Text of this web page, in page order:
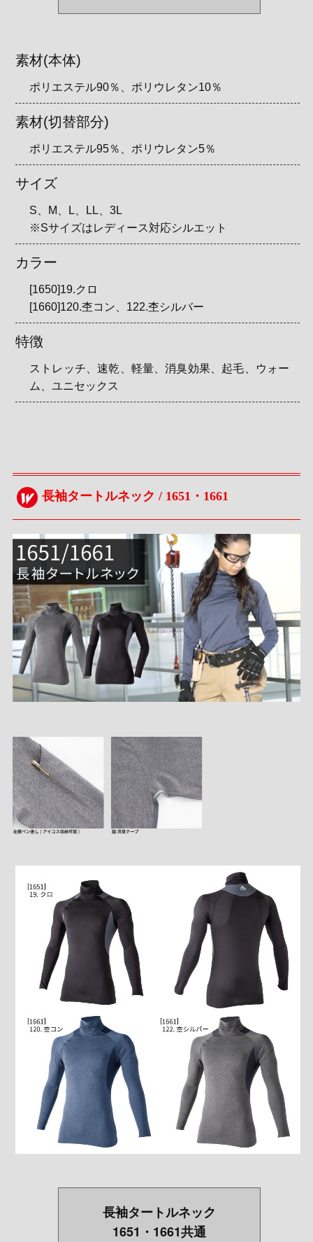
素材(本体)
ポリエステル90％、ポリウレタン10％
素材(切替部分)
ポリエステル95％、ポリウレタン5％
サイズ
S、M、L、LL、3L
※Sサイズはレディース対応シルエット
カラー
[1650]19.クロ
[1660]120.杢コン、122.杢シルバー
特徴
ストレッチ、速乾、軽量、消臭効果、起毛、ウォー
ム、ユニセックス
長袖タートルネック / 1651・1661
長袖タートルネック
1651・1661共通